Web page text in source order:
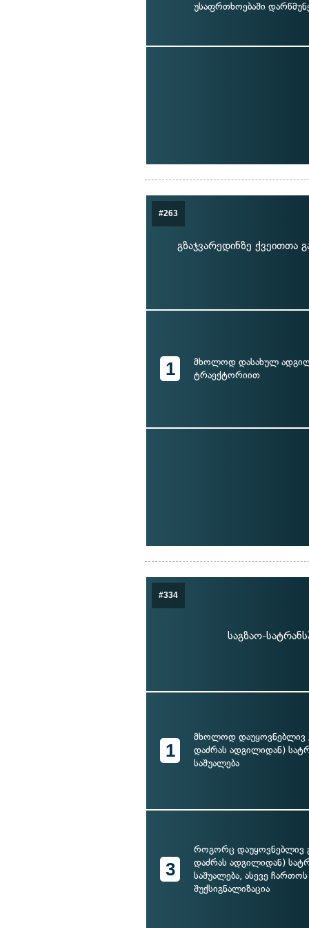
უსაფრთხოებაში
#263
გზაჯვარედინზე ქვეითთა
1
მხოლოდ დასახულ
ტრაექტორიით
#334
საგზაო-
1
მხოლოდ დაუყოვნებლივ
დაძრას ადგილიდან)
საშუალება
3
როგორც დაუყოვნებლივ
დაძრას ადგილიდან)
საშუალება, ასევე
შუქსიგნალიზაცია